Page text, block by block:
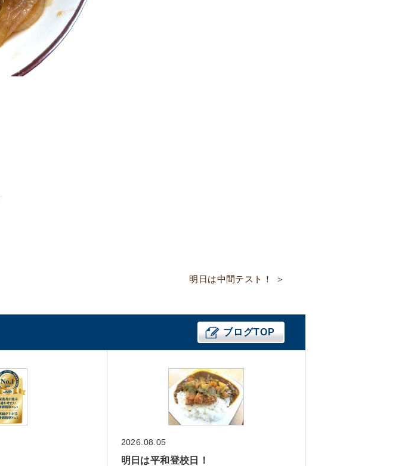
明日は中間テスト！
ブログTOP
2026.08.05
明日は平和登校日！